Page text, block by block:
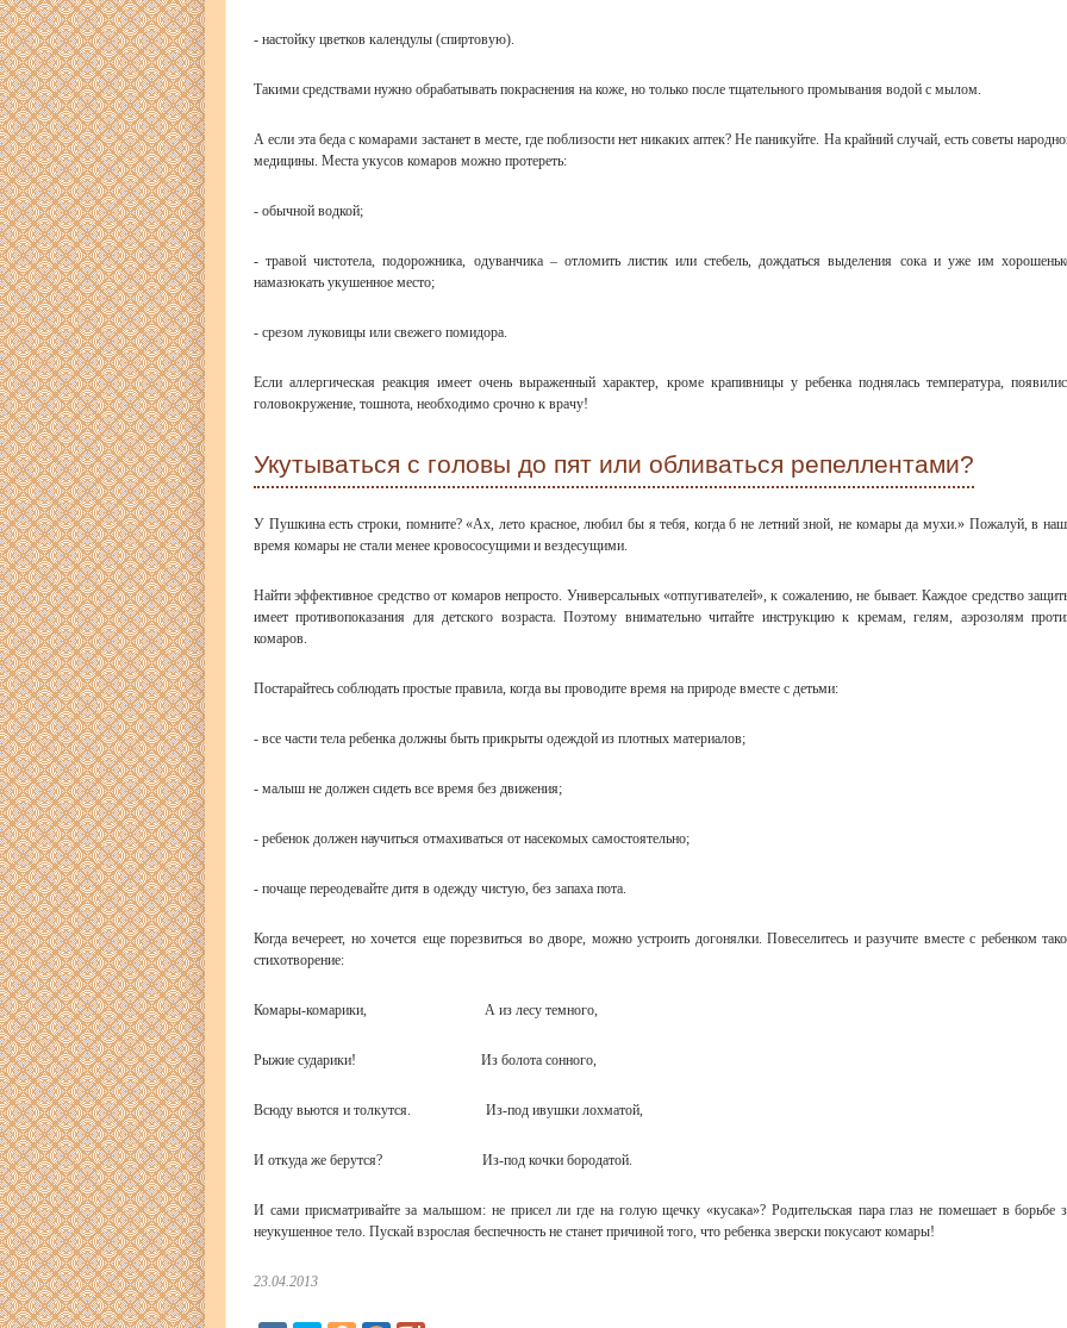
- настойку цветков календулы (спиртовую).
Такими средствами нужно обрабатывать покраснения на коже, но только после тщательного промывания водой с мылом.
А если эта беда с комарами застанет в месте, где поблизости нет никаких аптек? Не паникуйте. На крайний случай, есть советы
медицины. Места укусов комаров можно протереть:
- обычной водкой;
- травой чистотела, подорожника, одуванчика – отломить листик или стебель, дождаться выделения сока и уже им
намазюкать укушенное место;
- срезом луковицы или свежего помидора.
Если аллергическая реакция имеет очень выраженный характер, кроме крапивницы у ребенка поднялась температура,
головокружение, тошнота, необходимо срочно к врачу!
Укутываться с головы до пят или обливаться репеллентами?
У Пушкина есть строки, помните? «Ах, лето красное, любил бы я тебя, когда б не летний зной, не комары да мухи.» Пожалуй, в
время комары не стали менее кровососущими и вездесущими.
Найти эффективное средство от комаров непросто. Универсальных «отпугивателей», к сожалению, не бывает. Каждое средство
имеет противопоказания для детского возраста. Поэтому внимательно читайте инструкцию к кремам, гелям, аэрозолям
комаров.
Постарайтесь соблюдать простые правила, когда вы проводите время на природе вместе с детьми:
- все части тела ребенка должны быть прикрыты одеждой из плотных материалов;
- малыш не должен сидеть все время без движения;
- ребенок должен научиться отмахиваться от насекомых самостоятельно;
- почаще переодевайте дитя в одежду чистую, без запаха пота.
Когда вечереет, но хочется еще порезвиться во дворе, можно устроить догонялки. Повеселитесь и разучите вместе с ребенком
стихотворение:
Комары-комарики, А из лесу темного,
Рыжие сударики! Из болота сонного,
Всюду вьются и толкутся. Из-под ивушки лохматой,
И откуда же берутся? Из-под кочки бородатой.
И сами присматривайте за малышом: не присел ли где на голую щечку «кусака»? Родительская пара глаз не помешает в борьбе
неукушенное тело. Пускай взрослая беспечность не станет причиной того, что ребенка зверски покусают комары!
23.04.2013